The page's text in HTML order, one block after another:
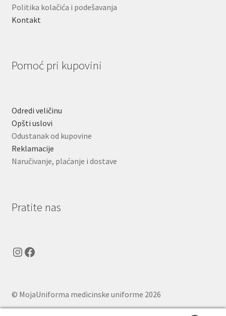
Politika kolačića i podešavanja
Kontakt
Pomoć pri kupovini
Odredi veličinu
Opšti uslovi
Odustanak od kupovine
Reklamacije
Naručivanje, plaćanje i dostave
Pratite nas
Instagram
Facebook
© MojaUniforma medicinske uniforme 2026
.